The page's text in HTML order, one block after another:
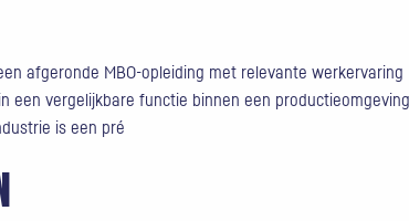
afgeronde MBO-opleiding met relevante werkervaring
een vergelijkbare functie binnen een productieomgeving
is een pré